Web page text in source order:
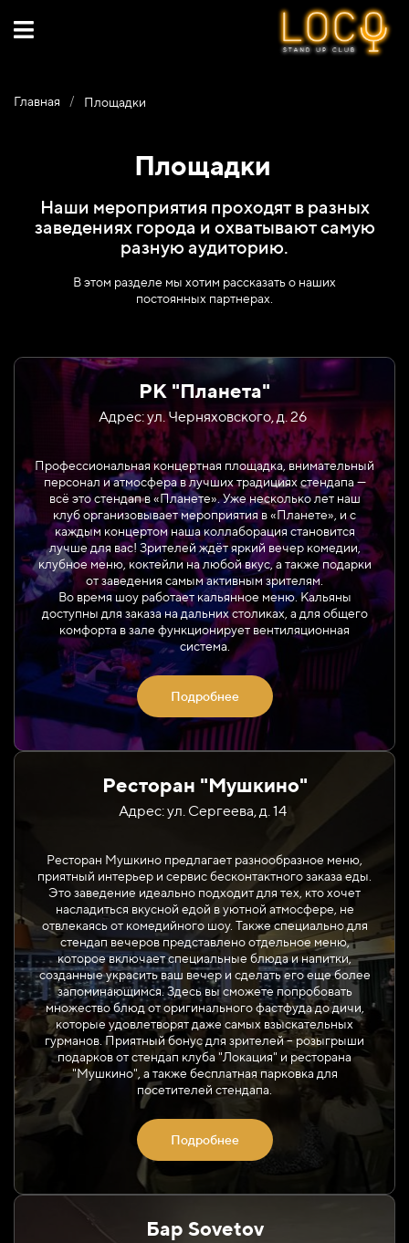
Главная / Площадки
Площадки
Наши мероприятия проходят в разных
заведениях города и охватывают самую
разную аудиторию.
В этом разделе мы хотим рассказать о наших
постоянных партнерах.
РК "Планета"
Адрес: ул. Черняховского, д. 26
Профессиональная концертная площадка, внимательный
персонал и атмосфера в лучших традициях стендапа —
всё это стендап в «Планете». Уже несколько лет наш
клуб организовывает мероприятия в «Планете», и с
каждым концертом наша коллаборация становится
лучше для вас! Зрителей ждёт яркий вечер комедии,
клубное меню, коктейли на любой вкус, а также подарки
от заведения самым активным зрителям.
Во время шоу работает кальянное меню. Кальяны
доступны для заказа на дальних столиках, а для общего
комфорта в зале функционирует вентиляционная
система.
Подробнее
Ресторан "Мушкино"
Адрес: ул. Сергеева, д. 14
Ресторан Мушкино предлагает разнообразное меню,
приятный интерьер и сервис бесконтактного заказа еды.
Это заведение идеально подходит для тех, кто хочет
насладиться вкусной едой в уютной атмосфере, не
отвлекаясь от комедийного шоу. Также специально для
стендап вечеров представлено отдельное меню,
которое включает специальные блюда и напитки,
созданные украсить ваш вечер и сделать его еще более
запоминающимся. Здесь вы сможете попробовать
множество блюд от оригинального фастфуда до дичи,
которые удовлетворят даже самых взыскательных
гурманов. Приятный бонус для зрителей – розыгрыши
подарков от стендап клуба "Локация" и ресторана
"Мушкино", а также бесплатная парковка для
посетителей стендапа.
Подробнее
Бар Sovetov